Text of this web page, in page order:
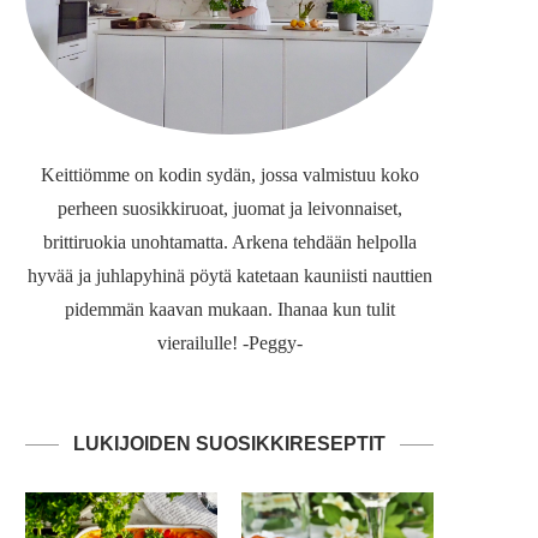
Keittiömme on kodin sydän, jossa valmistuu koko
perheen suosikkiruoat, juomat ja leivonnaiset,
brittiruokia unohtamatta. Arkena tehdään helpolla
hyvää ja juhlapyhinä pöytä katetaan kauniisti nauttien
pidemmän kaavan mukaan. Ihanaa kun tulit
vierailulle! -Peggy-
LUKIJOIDEN SUOSIKKIRESEPTIT